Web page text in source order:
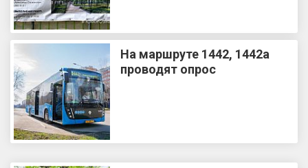
На маршруте 1442, 1442а
проводят опрос